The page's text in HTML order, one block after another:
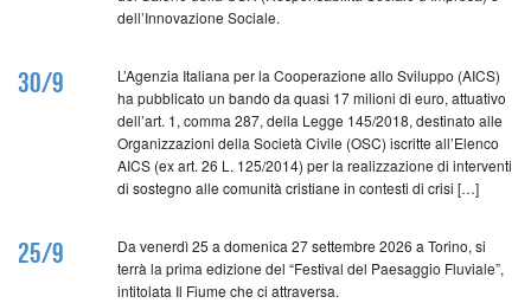
dell’Innovazione Sociale.
30/9
L’Agenzia Italiana per la Cooperazione allo Sviluppo (AICS)
ha pubblicato un bando da quasi 17 milioni di euro, attuativo
dell’art. 1, comma 287, della Legge 145/2018, destinato alle
Organizzazioni della Società Civile (OSC) iscritte all’Elenco
AICS (ex art. 26 L. 125/2014) per la realizzazione di interventi
di sostegno alle comunità cristiane in contesti di crisi […]
25/9
Da venerdì 25 a domenica 27 settembre 2026 a Torino, si
terrà la prima edizione del “Festival del Paesaggio Fluviale”,
intitolata Il Fiume che ci attraversa.